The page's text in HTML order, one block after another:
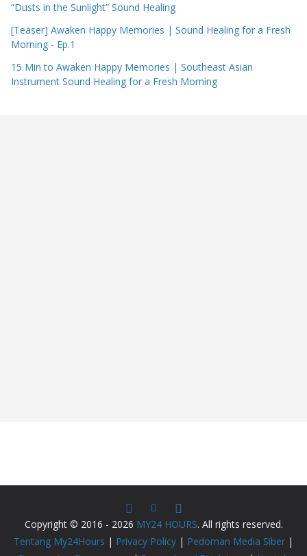
“Dusts in the Sunlight” Sound Healing
[Teaser] Awaken Happy Memories | Sound Healing for a Fresh
Morning - Ep.1
15 Min to Awaken Happy Memories | Southeast Asian
Instrument Sound Healing for a Fresh Morning
Copyright © 2016 - 2026 MY24 HOURS. All rights reserved.
Tentang My24Hours | Privacy Policy | Pedoman Media Siber |